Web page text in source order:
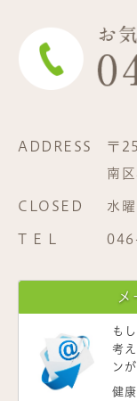
ADDRESS
〒
南
CLOSED 水
T E L
も
考
ン
健